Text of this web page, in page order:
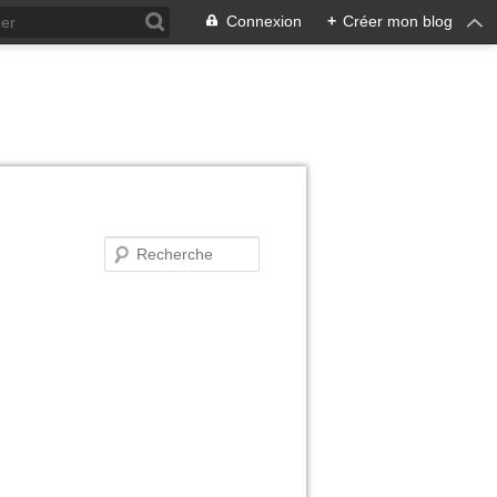
Connexion + Créer mon blog